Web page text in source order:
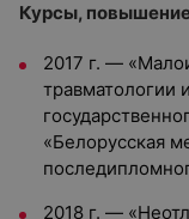
Курсы,
2017 г. —
травматологии
«Белорусская
2018 г. —